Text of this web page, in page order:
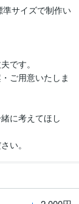
準サイズで制作い
です。
ご用意いたしま
に考えてほし
い。